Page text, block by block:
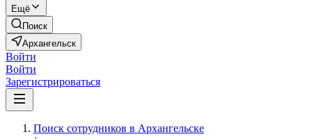
Ещё
Поиск
Архангельск
Войти
Войти
Зарегистрироваться
Поиск сотрудников в Архангельске